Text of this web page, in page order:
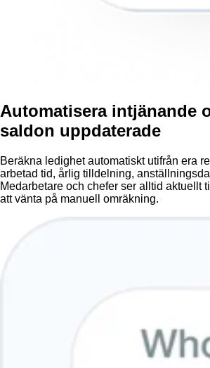
Automatisera intjänande
saldon uppdaterade
Beräkna ledighet automatiskt utifrån era
arbetad tid, årlig tilldelning,
Medarbetare och chefer ser alltid aktuellt
att vänta på manuell omräkning.